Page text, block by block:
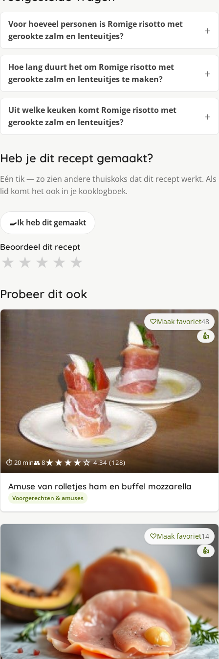
Voor hoeveel personen is Romige risotto met
gerookte zalm en lenteuitjes?
Hoe lang duurt het om Romige risotto met
gerookte zalm en lenteuitjes te maken?
Uit welke keuken komt Romige risotto met
gerookte zalm en lenteuitjes?
Heb je dit recept gemaakt?
Eén tik — zo zien andere thuiskoks dat dit recept werkt. Als
lid komt het ook in je kooklogboek.
🍳Ik heb dit gemaakt
Beoordeel dit recept
★ ★ ★ ★ ★
Probeer dit ook
⏱ 20 min👥 8★★★★☆ 4.34 (128)
Maak favoriet48
👍
Amuse van rolletjes ham en buffel mozzarella
Voorgerechten & amuses
Maak favoriet14
👍